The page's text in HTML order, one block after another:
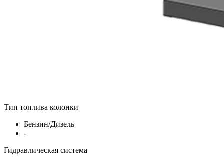
Тип топлива колонки
Бензин/Дизель
-
Гидравлическая система